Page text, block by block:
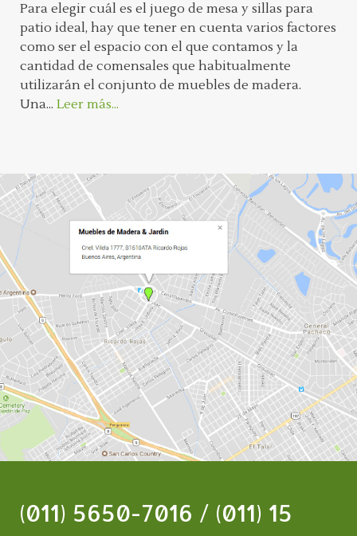
Para elegir cuál es el juego de mesa y sillas para
patio ideal, hay que tener en cuenta varios factores
como ser el espacio con el que contamos y la
cantidad de comensales que habitualmente
utilizarán el conjunto de muebles de madera.
Una... Leer más...
(011) 5650-7016 / (011) 15